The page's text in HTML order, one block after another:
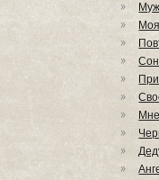
Сон